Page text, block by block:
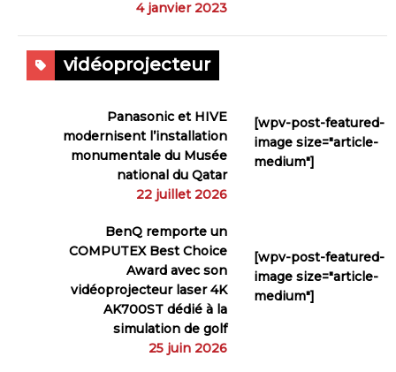
4 janvier 2023
vidéoprojecteur
Panasonic et HIVE
modernisent l’installation
monumentale du Musée
national du Qatar
22 juillet 2026
[wpv-post-featured-
image size="article-
medium"]
BenQ remporte un
COMPUTEX Best Choice
Award avec son
vidéoprojecteur laser 4K
AK700ST dédié à la
simulation de golf
25 juin 2026
[wpv-post-featured-
image size="article-
medium"]